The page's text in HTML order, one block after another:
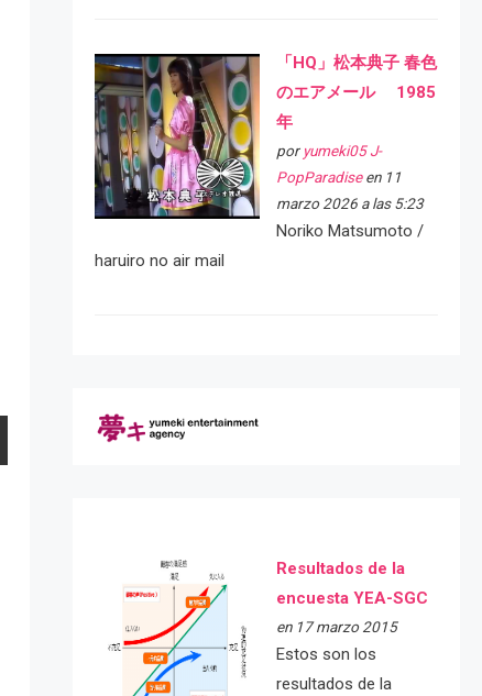
「HQ」松本典子 春色
のエアメール 1985
年
por yumeki05 J-
PopParadiseen 11
marzo 2026 a las 5:23
Noriko Matsumoto /
haruiro no air mail
Resultados de la
encuesta YEA-SGC
en 17 marzo 2015
Estos son los
resultados de la